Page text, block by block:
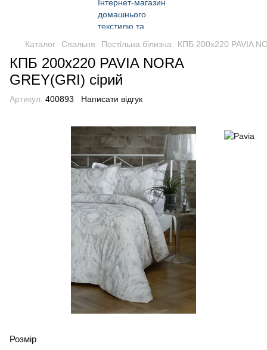
Каталог Спальня Постільна білизна КПБ 200x220 PAVIA
КПБ 200x220 PAVIA NORA
GREY(GRI) сірий
Артикул: 400893 Написати відгук
Розмір